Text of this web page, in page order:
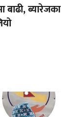
बाढी,